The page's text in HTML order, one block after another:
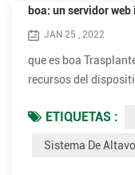
boa: un servidor
JAN 25 , 2022
que es boa
recursos del
muchos usuarios al
Linux más comunes
ETIQUETAS :
Sistema De